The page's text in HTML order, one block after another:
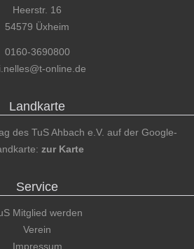
Heerstr. 16
54579 Üxheim
0160-3690800
online.de
Landkarte
des TuS Ahbach e.V. auf der Google-
zur Karte
Service
Mitglied werden
Verein
Impressum